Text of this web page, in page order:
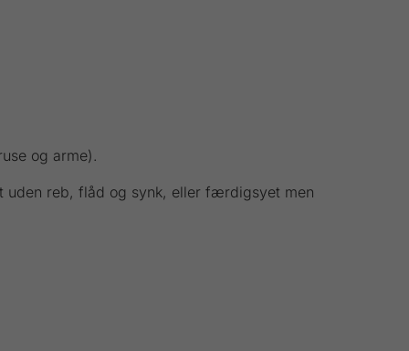
og arme).
uden reb, flåd og synk, eller færdigsyet men